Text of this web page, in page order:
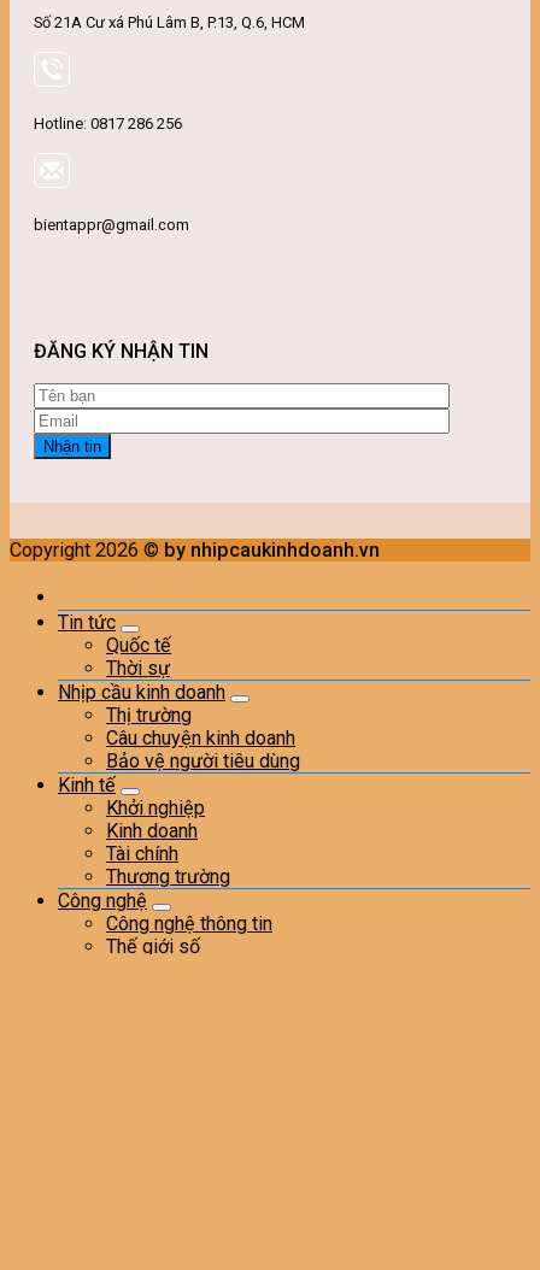
Số 21A Cư xá Phú Lâm B, P.13, Q.6, HCM
Hotline: 0817 286 256
bientappr@gmail.com
ĐĂNG KÝ NHẬN TIN
Copyright 2026 © by nhipcaukinhdoanh.vn
Tin tức
Quốc tế
Thời sự
Nhịp cầu kinh doanh
Thị trường
Câu chuyện kinh doanh
Bảo vệ người tiêu dùng
Kinh tế
Khởi nghiệp
Kinh doanh
Tài chính
Thương trường
Công nghệ
Công nghệ thông tin
Thế giới số